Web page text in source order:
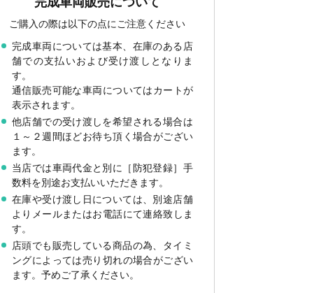
ご購入の際は以下の点にご注意ください
完成車両については基本、在庫のある店
舗での支払いおよび受け渡しとなりま
す。
通信販売可能な車両についてはカートが
表示されます。
他店舗での受け渡しを希望される場合は
１～２週間ほどお待ち頂く場合がござい
ます。
当店では車両代金と別に［防犯登録］手
数料を別途お支払いいただきます。
在庫や受け渡し日については、別途店舗
よりメールまたはお電話にて連絡致しま
す。
店頭でも販売している商品の為、タイミ
ングによっては売り切れの場合がござい
ます。予めご了承ください。